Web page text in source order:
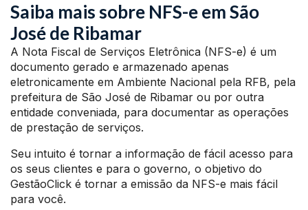
Saiba mais sobre NFS-e em São
José de Ribamar
A Nota Fiscal de Serviços Eletrônica (NFS-e) é um
documento gerado e armazenado apenas
eletronicamente em Ambiente Nacional pela RFB, pela
prefeitura de São José de Ribamar ou por outra
entidade conveniada, para documentar as operações
de prestação de serviços.
Seu intuito é tornar a informação de fácil acesso para
os seus clientes e para o governo, o objetivo do
GestãoClick é tornar a emissão da NFS-e mais fácil
para você.